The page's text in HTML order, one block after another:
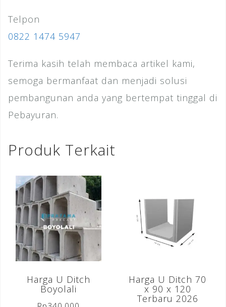
Telpon
0822 1474 5947
Terima kasih telah membaca artikel kami,
semoga bermanfaat dan menjadi solusi
pembangunan anda yang bertempat tinggal di
Pebayuran.
Produk Terkait
Harga U Ditch
Boyolali
Harga U Ditch 70
x 90 x 120
Terbaru 2026